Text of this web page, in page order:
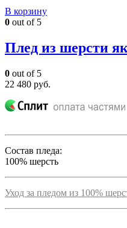
В корзину
0 out of 5
Плед из шерсти
0 out of 5
22 480 руб.
Состав пледа:
100% шерсть
Уход за пледом из 100%